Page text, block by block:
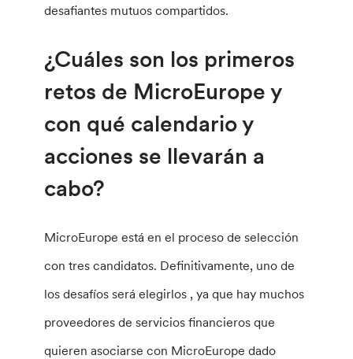
desafiantes mutuos compartidos.
¿Cuáles son los primeros
retos de MicroEurope y
con qué calendario y
acciones se llevarán a
cabo?
MicroEurope está en el proceso de selección
con tres candidatos. Definitivamente, uno de
los desafíos será elegirlos , ya que hay muchos
proveedores de servicios financieros que
quieren asociarse con MicroEurope dado